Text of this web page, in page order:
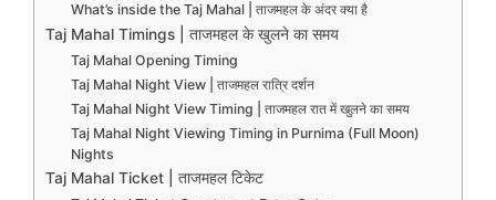
What’s inside the Taj Mahal | ताजमहल के अंदर क्या है
Taj Mahal Timings | ताजमहल के खुलने का समय
Taj Mahal Opening Timing
Taj Mahal Night View | ताजमहल रात्रि दर्शन
Taj Mahal Night View Timing | ताजमहल रात में खुलने का समय
Taj Mahal Night Viewing Timing in Purnima (Full Moon)
Nights
Taj Mahal Ticket | ताजमहल टिकेट